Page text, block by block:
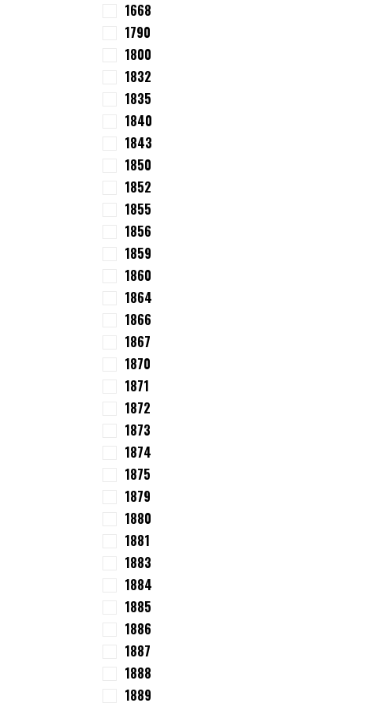
1668
1790
1800
1832
1835
1840
1843
1850
1852
1855
1856
1859
1860
1864
1866
1867
1870
1871
1872
1873
1874
1875
1879
1880
1881
1883
1884
1885
1886
1887
1888
1889